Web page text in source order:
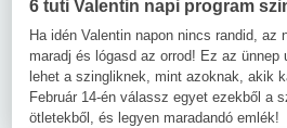
6 tuti Valentin napi program
Ha idén Valentin napon nincs randid, az
maradj és lógasd az orrod! Ez az ünnep
lehet a szingliknek, mint azoknak, akik
Február 14-én válassz egyet ezekből a
ötletekből, és legyen maradandó emlék!